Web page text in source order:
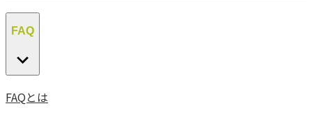
FAQ
FAQとは